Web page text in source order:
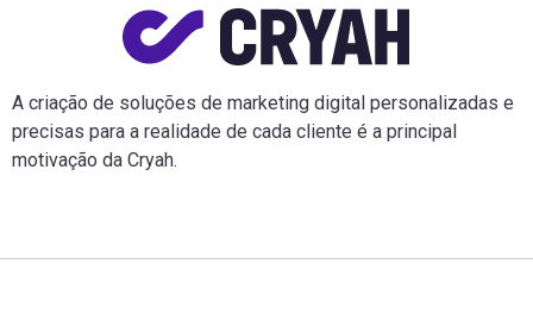
A criação de soluções de marketing digital personalizadas e
precisas para a realidade de cada cliente é a principal
motivação da Cryah.